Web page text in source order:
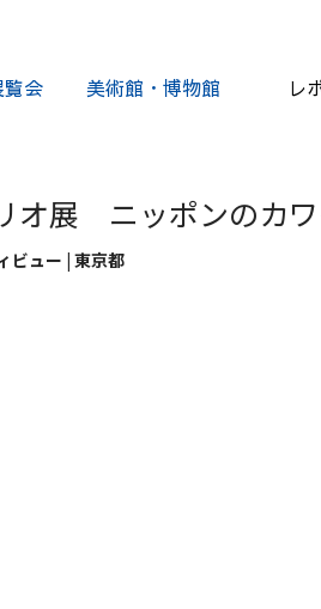
覧会 美術館・博物館 レ
オ展 ニッポンのカ
ビュー | 東京都